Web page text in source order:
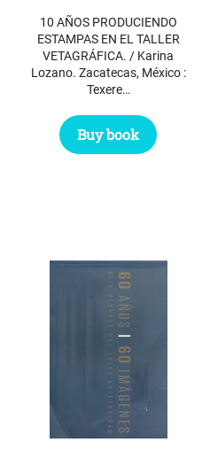
10 AÑOS PRODUCIENDO
ESTAMPAS EN EL TALLER
VETAGRÁFICA. / Karina
Lozano. Zacatecas, México :
Texere…
Buy book